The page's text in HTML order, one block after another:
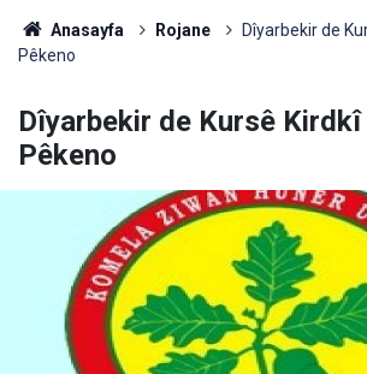
Anasayfa Rojane
Dîyarbekir de
Pêkeno
Dîyarbekir de Kursê
Pêkeno